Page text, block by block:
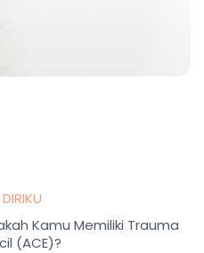
Kamu Memiliki Trauma
(ACE)?